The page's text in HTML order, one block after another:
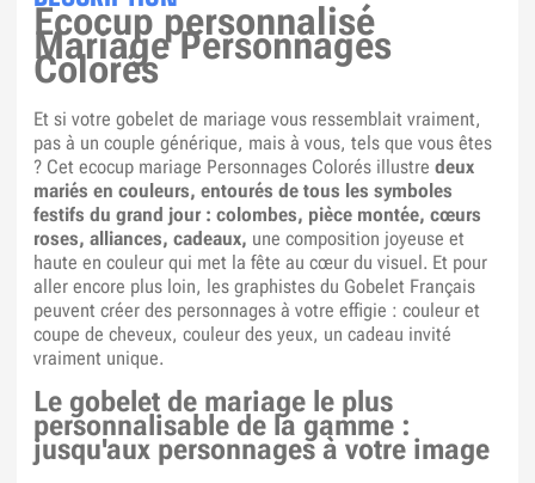
Ecocup personnalisé
Mariage Personnages
Colorés
Et si votre gobelet de mariage vous ressemblait vraiment,
pas à un couple générique, mais à vous, tels que vous êtes
? Cet ecocup mariage Personnages Colorés illustre deux
mariés en couleurs, entourés de tous les symboles
festifs du grand jour : colombes, pièce montée, cœurs
roses, alliances, cadeaux, une composition joyeuse et
haute en couleur qui met la fête au cœur du visuel. Et pour
aller encore plus loin, les graphistes du Gobelet Français
peuvent créer des personnages à votre effigie : couleur et
coupe de cheveux, couleur des yeux, un cadeau invité
vraiment unique.
Le gobelet de mariage le plus
personnalisable de la gamme :
jusqu'aux personnages à votre image